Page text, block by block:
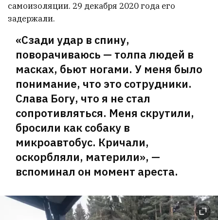
самоизоляции. 29 декабря 2020 года его
задержали.
«Сзади удар в спину,
поворачиваюсь — толпа людей в
масках, бьют ногами. У меня было
понимание, что это сотрудники.
Слава Богу, что я не стал
сопротивляться. Меня скрутили,
бросили как собаку в
микроавтобус. Кричали,
оскорбляли, материли», —
вспоминал он момент ареста.